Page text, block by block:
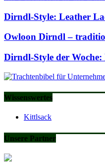
Dirndl-Style: Leather
Owloon Dirndl –
Dirndl-Style der
Wissenswertes
Kittlsack
Unsere Partner